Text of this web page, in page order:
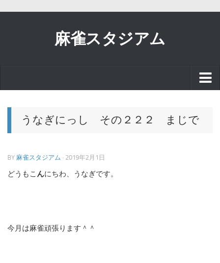
麻雀スタジアム
スタッフブログ
お知らせ
ブログ
うなぎにっし その２２２ まじで
BY 麻雀スタジアム · 2019年2月1日
どうもこ んにちわ、うなぎです。
今月は麻雀頑張ります＾＾